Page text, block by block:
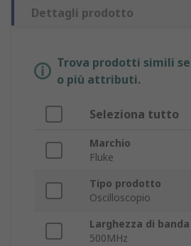
Dettagli prodotto
Trova prodotti simili
o più attributi.
Seleziona tutto
Marchio
Fluke
Tipo prodotto
Oscilloscopio
Larghezza di banda
500MHz